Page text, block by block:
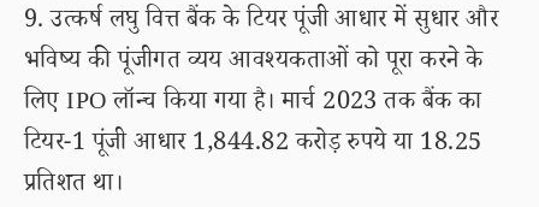
9. उत्कर्ष लघु वित्त बैंक के टियर पूंजी आधार में सुधार और
भविष्य की पूंजीगत व्यय आवश्यकताओं को पूरा करने के
लिए IPO लॉन्च किया गया है। मार्च 2023 तक बैंक का
टियर-1 पूंजी आधार 1,844.82 करोड़ रुपये या 18.25
प्रतिशत था।